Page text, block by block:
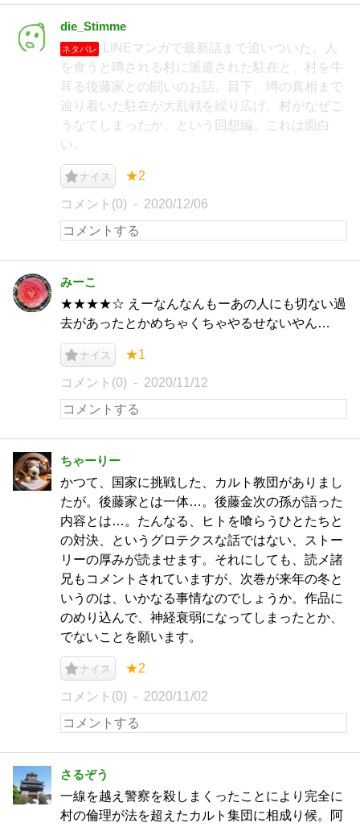
die_Stimme
ネタバレ
LINEマンガで最新話まで追いついた。人
を食うと噂される村に派遣された駐在と、村を牛
耳る後藤家との闘いのお話。目下、噂の真相まで
辿り着いた駐在が大乱戦を繰り広げ、村がなぜこ
うなてしまったか、という回想編。これは面白
い。
ナイス ★2
コメント(0) 2020/12/06
みーこ
★★★★☆ えーなんなんもーあの人にも切ない過
去があったとかめちゃくちゃやるせないやん…
ナイス ★1
コメント(0) 2020/11/12
ちゃーりー
かつて、国家に挑戦した、カルト教団がありまし
たが。後藤家とは一体…。後藤金次の孫が語った
内容とは…。たんなる、ヒトを喰らうひとたちと
の対決、というグロテクスな話ではない、ストー
リーの厚みが読ませます。それにしても、読メ諸
兄もコメントされていますが、次巻が来年の冬と
いうのは、いかなる事情なのでしょうか。作品に
のめり込んで、神経衰弱になってしまったとか、
でないことを願います。
ナイス ★2
コメント(0) 2020/11/02
さるぞう
一線を越え警察を殺しまくったことにより完全に
村の倫理が法を超えたカルト集団に相成り候。阿